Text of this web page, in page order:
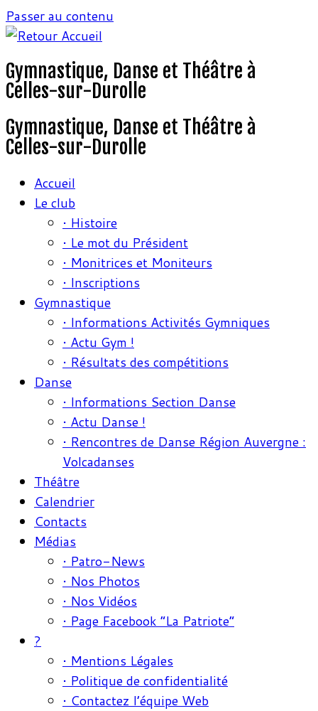
Passer au contenu
Gymnastique, Danse et Théâtre à
Celles-sur-Durolle
Gymnastique, Danse et Théâtre à
Celles-sur-Durolle
Accueil
Le club
• Histoire
• Le mot du Président
• Monitrices et Moniteurs
• Inscriptions
Gymnastique
• Informations Activités Gymniques
• Actu Gym !
• Résultats des compétitions
Danse
• Informations Section Danse
• Actu Danse !
• Rencontres de Danse Région Auvergne :
Volcadanses
Théâtre
Calendrier
Contacts
Médias
• Patro-News
• Nos Photos
• Nos Vidéos
• Page Facebook “La Patriote”
?
• Mentions Légales
• Politique de confidentialité
• Contactez l’équipe Web